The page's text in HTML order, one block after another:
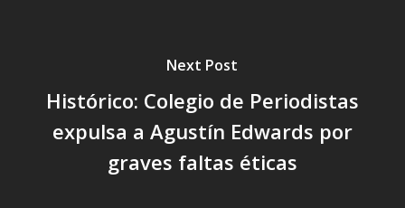
Next Post
Histórico: Colegio de Periodistas
expulsa a Agustín Edwards por
graves faltas éticas